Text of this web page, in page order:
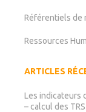
Référentiels de
Ressources
ARTICLES
Les indicateurs
– calcul des TRS